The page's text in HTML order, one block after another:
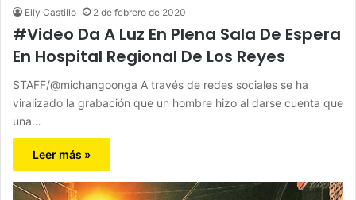
Elly Castillo 2 de febrero de 2020
#Video Da A Luz En Plena Sala De Espera
En Hospital Regional De Los Reyes
STAFF/@michangoonga A través de redes sociales se ha
viralizado la grabación que un hombre hizo al darse cuenta que
una…
Leer más »